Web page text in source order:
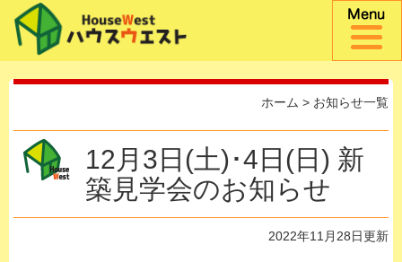
ホーム > お知らせ一覧
12月3日(土)･4日(日) 新
築見学会のお知らせ
2022年11月28日更新